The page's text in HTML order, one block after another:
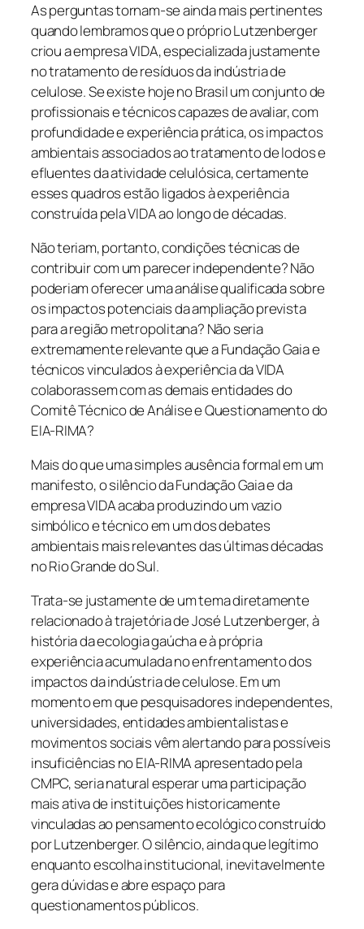
As perguntas tornam-se ainda mais pertinentes
quando lembramos que o próprio Lutzenberger
criou a empresa VIDA, especializada justamente
no tratamento de resíduos da indústria de
celulose. Se existe hoje no Brasil um conjunto de
profissionais e técnicos capazes de avaliar, com
profundidade e experiência prática, os impactos
ambientais associados ao tratamento de lodos e
efluentes da atividade celulósica, certamente
esses quadros estão ligados à experiência
construída pela VIDA ao longo de décadas.
Não teriam, portanto, condições técnicas de
contribuir com um parecer independente? Não
poderiam oferecer uma análise qualificada sobre
os impactos potenciais da ampliação prevista
para a região metropolitana? Não seria
extremamente relevante que a Fundação Gaia e
técnicos vinculados à experiência da VIDA
colaborassem com as demais entidades do
Comitê Técnico de Análise e Questionamento do
EIA-RIMA?
Mais do que uma simples ausência formal em um
manifesto, o silêncio da Fundação Gaia e da
empresa VIDA acaba produzindo um vazio
simbólico e técnico em um dos debates
ambientais mais relevantes das últimas décadas
no Rio Grande do Sul.
Trata-se justamente de um tema diretamente
relacionado à trajetória de José Lutzenberger, à
história da ecologia gaúcha e à própria
experiência acumulada no enfrentamento dos
impactos da indústria de celulose. Em um
momento em que pesquisadores independentes,
universidades, entidades ambientalistas e
movimentos sociais vêm alertando para possíveis
insuficiências no EIA-RIMA apresentado pela
CMPC, seria natural esperar uma participação
mais ativa de instituições historicamente
vinculadas ao pensamento ecológico construído
por Lutzenberger. O silêncio, ainda que legítimo
enquanto escolha institucional, inevitavelmente
gera dúvidas e abre espaço para
questionamentos públicos.